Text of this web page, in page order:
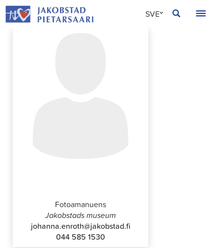
Hoppa
till
SVE
Fotoamanuens
Jakobstads museum
johanna.enroth@jakobstad.fi
044 585 1530